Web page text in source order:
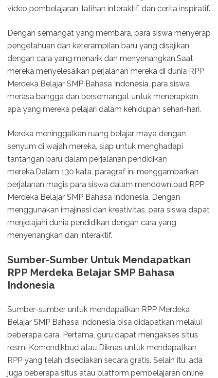
video pembelajaran, latihan interaktif, dan cerita inspiratif.
Dengan semangat yang membara, para siswa menyerap
pengetahuan dan keterampilan baru yang disajikan
dengan cara yang menarik dan menyenangkan.Saat
mereka menyelesaikan perjalanan mereka di dunia RPP
Merdeka Belajar SMP Bahasa Indonesia, para siswa
merasa bangga dan bersemangat untuk menerapkan
apa yang mereka pelajari dalam kehidupan sehari-hari.
Mereka meninggalkan ruang belajar maya dengan
senyum di wajah mereka, siap untuk menghadapi
tantangan baru dalam perjalanan pendidikan
mereka.Dalam 130 kata, paragraf ini menggambarkan
perjalanan magis para siswa dalam mendownload RPP
Merdeka Belajar SMP Bahasa Indonesia. Dengan
menggunakan imajinasi dan kreativitas, para siswa dapat
menjelajahi dunia pendidikan dengan cara yang
menyenangkan dan interaktif.
Sumber-Sumber Untuk Mendapatkan
RPP Merdeka Belajar SMP Bahasa
Indonesia
Sumber-sumber untuk mendapatkan RPP Merdeka
Belajar SMP Bahasa Indonesia bisa didapatkan melalui
beberapa cara. Pertama, guru dapat mengakses situs
resmi Kemendikbud atau Diknas untuk mendapatkan
RPP yang telah disediakan secara gratis. Selain itu, ada
juga beberapa situs atau platform pembelajaran online